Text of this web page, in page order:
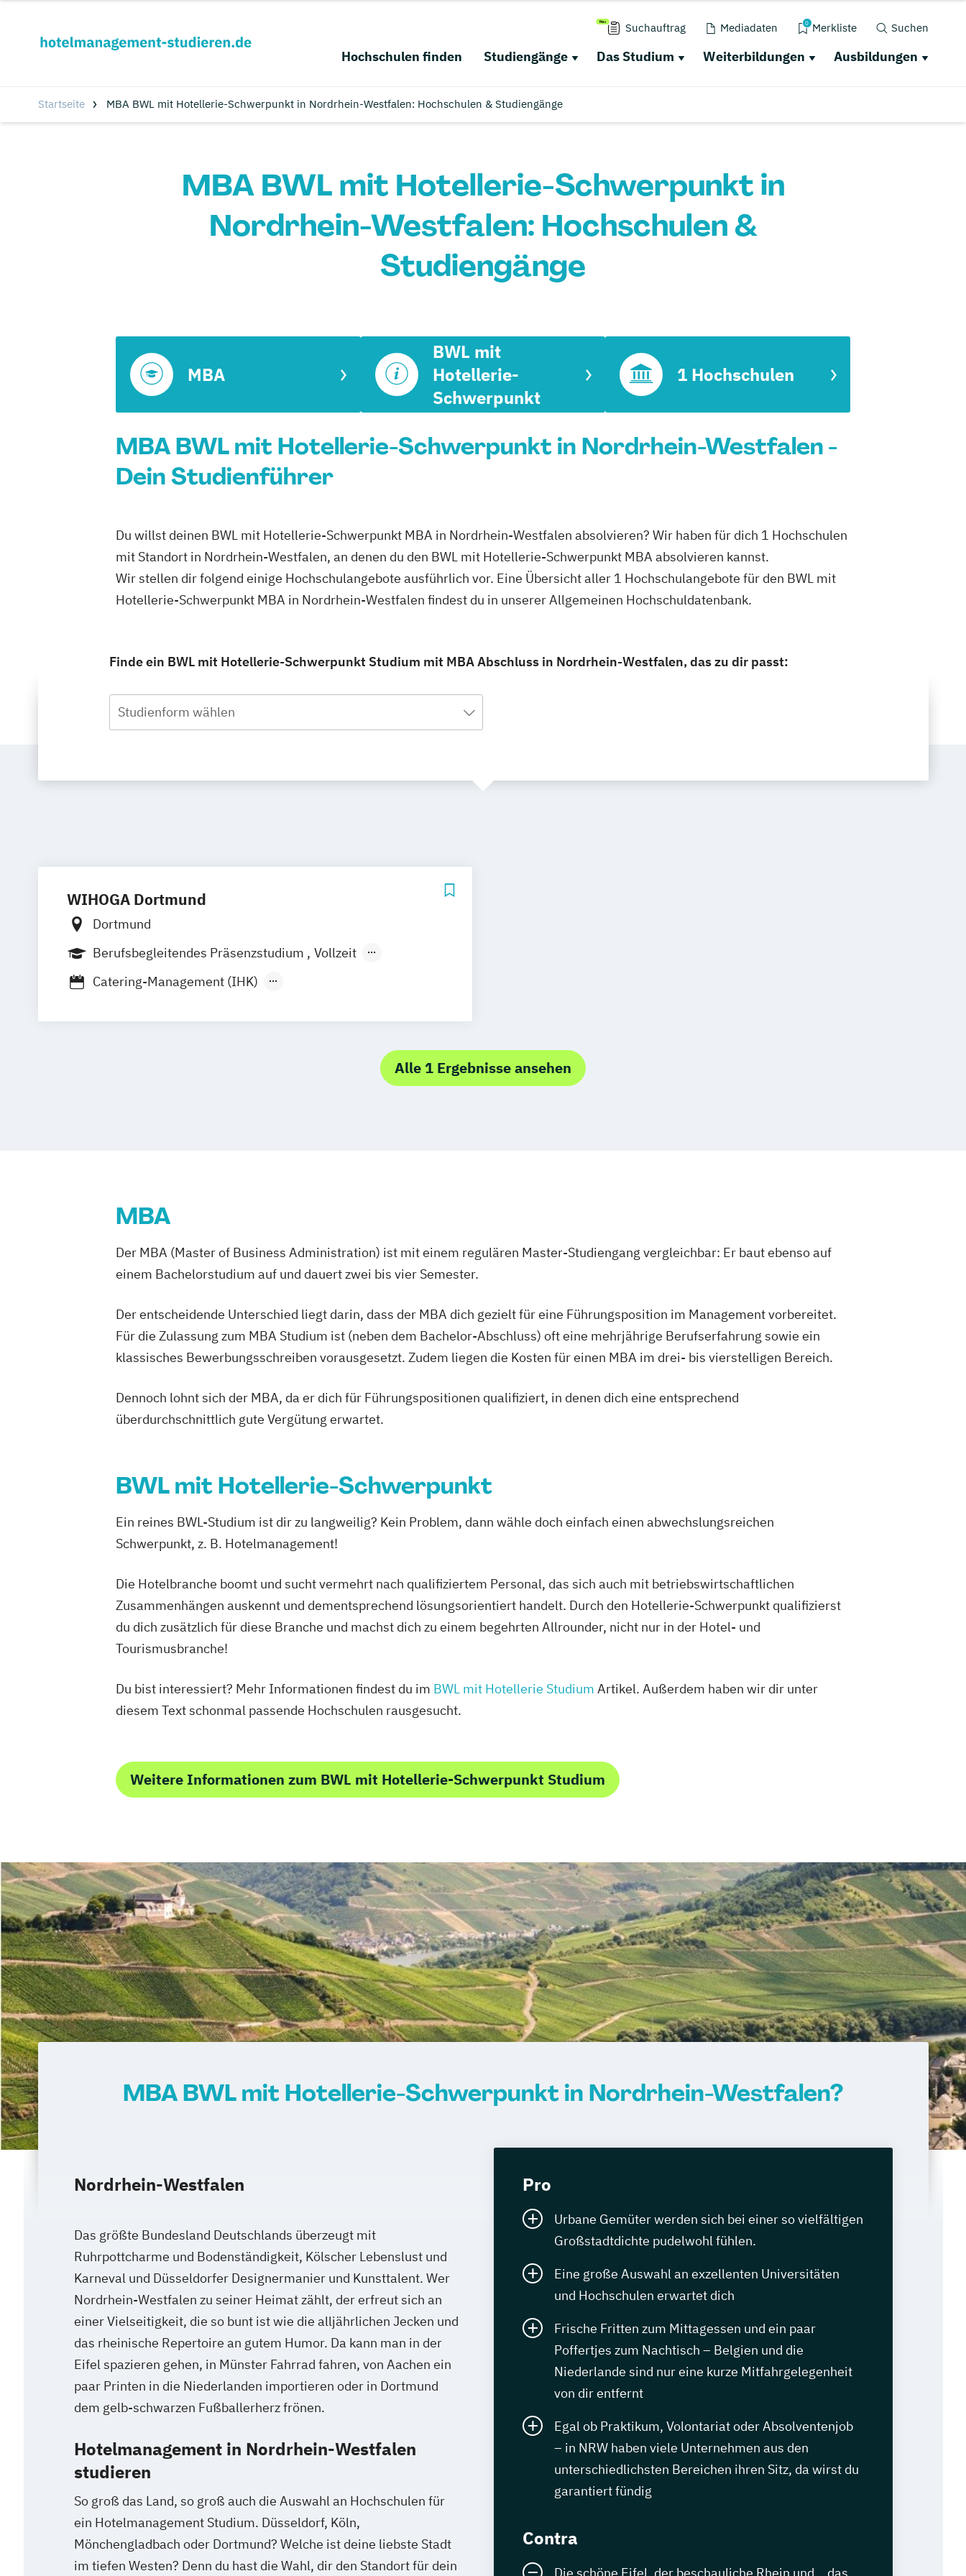
Suchauftrag Mediadaten 0 Merkliste Suchen
Hochschulen finden Studiengänge Das Studium Weiterbildungen Ausbildungen
Startseite MBA BWL mit Hotellerie-Schwerpunkt in Nordrhein-Westfalen: Hochschulen & Studiengänge
MBA BWL mit Hotellerie-Schwerpunkt in
Nordrhein-Westfalen: Hochschulen &
Studiengänge
MBA
BWL mit
Hotellerie-
Schwerpunkt
1 Hochschulen
MBA BWL mit Hotellerie-Schwerpunkt in Nordrhein-Westfalen -
Dein Studienführer
Du willst deinen BWL mit Hotellerie-Schwerpunkt MBA in Nordrhein-Westfalen absolvieren? Wir haben für dich 1 Hochschulen
mit Standort in Nordrhein-Westfalen, an denen du den BWL mit Hotellerie-Schwerpunkt MBA absolvieren kannst.
Wir stellen dir folgend einige Hochschulangebote ausführlich vor. Eine Übersicht aller 1 Hochschulangebote für den BWL mit
Hotellerie-Schwerpunkt MBA in Nordrhein-Westfalen findest du in unserer Allgemeinen Hochschuldatenbank.
Finde ein BWL mit Hotellerie-Schwerpunkt Studium mit MBA Abschluss in Nordrhein-Westfalen, das zu dir passt:
Studienform wählen
WIHOGA Dortmund
Dortmund
Berufsbegleitendes Präsenzstudium
Vollzeit
Berufsbegleitender Präsenzlehrgang
Catering-Management (IHK)
Master of Business Administration Revenue Manager
Staatlich geprüfte/r Kaufmännische/r Assistent/in
Alle 1 Ergebnisse ansehen
MBA
Der MBA (Master of Business Administration) ist mit einem regulären Master-Studiengang vergleichbar: Er baut ebenso auf
einem Bachelorstudium auf und dauert zwei bis vier Semester.
Der entscheidende Unterschied liegt darin, dass der MBA dich gezielt für eine Führungsposition im Management vorbereitet.
Für die Zulassung zum MBA Studium ist (neben dem Bachelor-Abschluss) oft eine mehrjährige Berufserfahrung sowie ein
klassisches Bewerbungsschreiben vorausgesetzt. Zudem liegen die Kosten für einen MBA im drei- bis vierstelligen Bereich.
Dennoch lohnt sich der MBA, da er dich für Führungspositionen qualifiziert, in denen dich eine entsprechend
überdurchschnittlich gute Vergütung erwartet.
BWL mit Hotellerie-Schwerpunkt
Ein reines BWL-Studium ist dir zu langweilig? Kein Problem, dann wähle doch einfach einen abwechslungsreichen
Schwerpunkt, z. B. Hotelmanagement!
Die Hotelbranche boomt und sucht vermehrt nach qualifiziertem Personal, das sich auch mit betriebswirtschaftlichen
Zusammenhängen auskennt und dementsprechend lösungsorientiert handelt. Durch den Hotellerie-Schwerpunkt qualifizierst
du dich zusätzlich für diese Branche und machst dich zu einem begehrten Allrounder, nicht nur in der Hotel- und
Tourismusbranche!
Du bist interessiert? Mehr Informationen findest du im BWL mit Hotellerie Studium Artikel. Außerdem haben wir dir unter
diesem Text schonmal passende Hochschulen rausgesucht.
Weitere Informationen zum BWL mit Hotellerie-Schwerpunkt Studium
MBA BWL mit Hotellerie-Schwerpunkt in Nordrhein-Westfalen?
Nordrhein-Westfalen
Das größte Bundesland Deutschlands überzeugt mit
Ruhrpottcharme und Bodenständigkeit, Kölscher Lebenslust und
Karneval und Düsseldorfer Designermanier und Kunsttalent. Wer
Nordrhein-Westfalen zu seiner Heimat zählt, der erfreut sich an
einer Vielseitigkeit, die so bunt ist wie die alljährlichen Jecken und
das rheinische Repertoire an gutem Humor. Da kann man in der
Eifel spazieren gehen, in Münster Fahrrad fahren, von Aachen ein
paar Printen in die Niederlanden importieren oder in Dortmund
dem gelb-schwarzen Fußballerherz frönen.
Hotelmanagement in Nordrhein-Westfalen
studieren
So groß das Land, so groß auch die Auswahl an Hochschulen für
ein Hotelmanagement Studium. Düsseldorf, Köln,
Mönchengladbach oder Dortmund? Welche ist deine liebste Stadt
im tiefen Westen? Denn du hast die Wahl, dir den Standort für dein
Pro
Urbane Gemüter werden sich bei einer so vielfältigen
Großstadtdichte pudelwohl fühlen.
Eine große Auswahl an exzellenten Universitäten
und Hochschulen erwartet dich
Frische Fritten zum Mittagessen und ein paar
Poffertjes zum Nachtisch – Belgien und die
Niederlande sind nur eine kurze Mitfahrgelegenheit
von dir entfernt
Egal ob Praktikum, Volontariat oder Absolventenjob
– in NRW haben viele Unternehmen aus den
unterschiedlichsten Bereichen ihren Sitz, da wirst du
garantiert fündig
Contra